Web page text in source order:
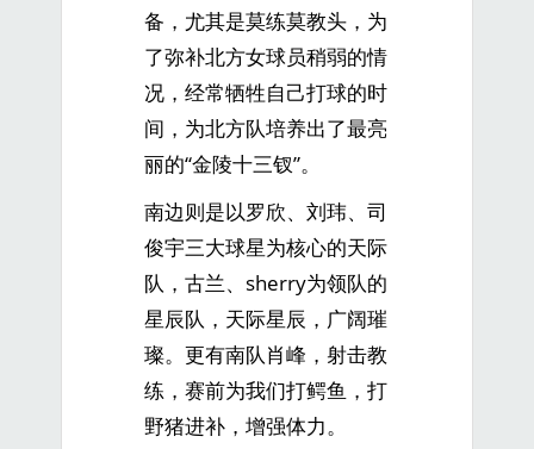
备，尤其是莫练莫教头，为
了弥补北方女球员稍弱的情
况，经常牺牲自己打球的时
间，为北方队培养出了最亮
丽的“金陵十三钗”。
南边则是以罗欣、刘玮、司
俊宇三大球星为核心的天际
队，古兰、sherry为领队的
星辰队，天际星辰，广阔璀
璨。更有南队肖峰，射击教
练，赛前为我们打鳄鱼，打
野猪进补，增强体力。